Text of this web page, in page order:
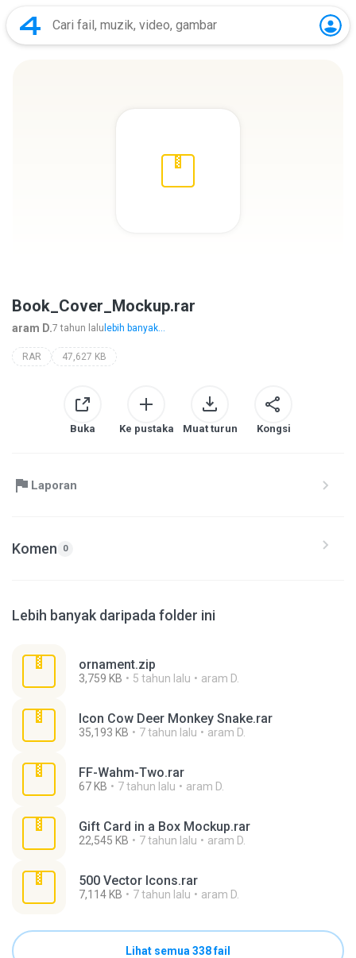
Book_Cover_Mockup.rar
aram D.7 tahun lalu lebih banyak...
RAR 47,627 KB
Buka Ke pustaka Muat turun Kongsi
Laporan
Komen 0
Lebih banyak daripada folder ini
ornament.zip
3,759 KB 5 tahun lalu aram D.
Icon Cow Deer Monkey Snake.rar
35,193 KB 7 tahun lalu aram D.
FF-Wahm-Two.rar
67 KB 7 tahun lalu aram D.
Gift Card in a Box Mockup.rar
22,545 KB 7 tahun lalu aram D.
500 Vector Icons.rar
7,114 KB 7 tahun lalu aram D.
Lihat semua 338 fail